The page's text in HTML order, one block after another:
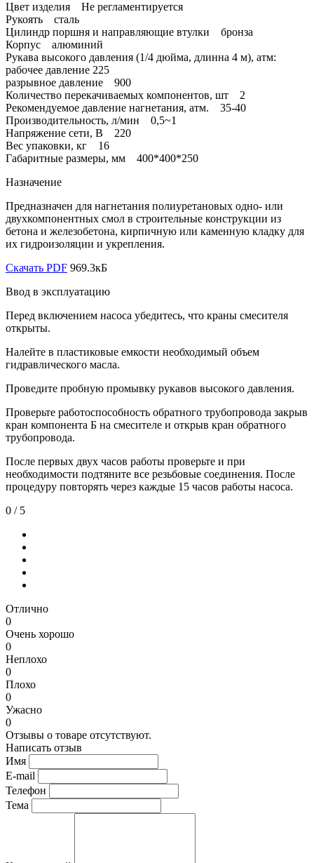
Цвет изделия Не регламентируется
Рукоять сталь
Цилиндр поршня и направляющие втулки бронза
Корпус алюминий
Рукава высокого давления (1/4 дюйма, длинна 4 м), атм:
рабочее давление 225
разрывное давление 900
Количество перекачиваемых компонентов, шт 2
Рекомендуемое давление нагнетания, атм. 35-40
Производительность, л/мин 0,5~1
Напряжение сети, В 220
Вес упаковки, кг 16
Габаритные размеры, мм 400*400*250
Назначение
Предназначен для нагнетания полиуретановых одно- или
двухкомпонентных смол в строительные конструкции из
бетона и железобетона, кирпичную или каменную кладку для
их гидроизоляции и укрепления.
Скачать PDF 969.3кБ
Ввод в эксплуатацию
Перед включением насоса убедитесь, что краны смесителя
открыты.
Налейте в пластиковые емкости необходимый объем
гидравлического масла.
Проведите пробную промывку рукавов высокого давления.
Проверьте работоспособность обратного трубопровода закрыв
кран компонента Б на смесителе и открыв кран обратного
трубопровода.
После первых двух часов работы проверьте и при
необходимости подтяните все резьбовые соединения. После
процедуру повторять через каждые 15 часов работы насоса.
0 / 5
Отлично
0
Очень хорошо
0
Неплохо
0
Плохо
0
Ужасно
0
Отзывы о товаре отсутствуют.
Написать отзыв
Имя
E-mail
Телефон
Тема